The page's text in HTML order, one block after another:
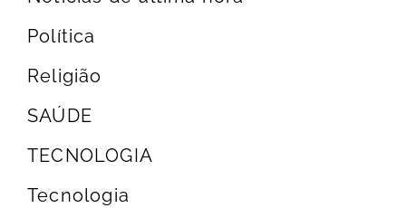
Política
Religião
SAÚDE
TECNOLOGIA
Tecnologia